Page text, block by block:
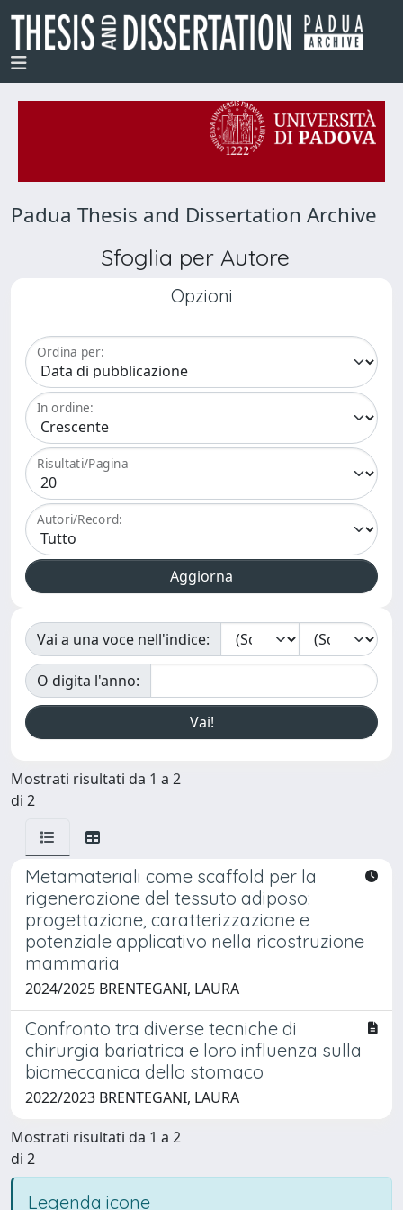
Padua Thesis and Dissertation Archive
Sfoglia per Autore
Opzioni
Ordina per:
In ordine:
Risultati/Pagina
Autori/Record:
Vai a una voce nell'indice:
O digita l'anno:
Mostrati risultati da 1 a 2
di 2
Metamateriali come scaffold per la
rigenerazione del tessuto adiposo:
progettazione, caratterizzazione e
potenziale applicativo nella ricostruzione
mammaria
2024/2025 BRENTEGANI, LAURA
Confronto tra diverse tecniche di
chirurgia bariatrica e loro influenza sulla
biomeccanica dello stomaco
2022/2023 BRENTEGANI, LAURA
Mostrati risultati da 1 a 2
di 2
Legenda icone